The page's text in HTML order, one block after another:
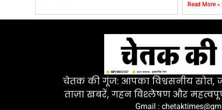
Read More »
चेतक की गूंज: आपका विश्वसनीय स्रोत,
ताज़ा खबरें, गहन विश्लेषण और
Gmail :